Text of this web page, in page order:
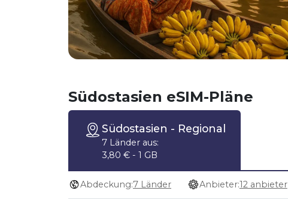
Südostasien eSIM-Pläne
Südostasien - Regional
7 Länder aus:
3,80 € - 1 GB
Abdeckung:7 Länder Anbieter:12 anbieter